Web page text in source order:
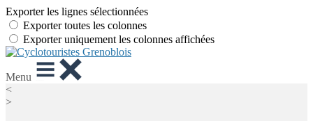
Exporter les lignes sélectionnées
Exporter toutes les colonnes
Exporter uniquement les colonnes affichées
Menu
<
>